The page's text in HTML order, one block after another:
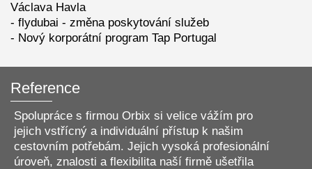
Václava Havla
flydubai - změna poskytování služeb
Nový korporátní program Tap Portugal
Reference
Spolupráce s firmou Orbix si velice vážím pro
jejich vstřícný a individuální přístup k našim
cestovním potřebám. Jejich vysoká profesionální
úroveň, znalosti a flexibilita naší firmě ušetřila